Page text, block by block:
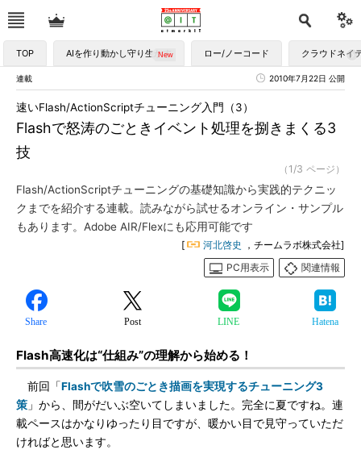
TOP AIを作り動かし守り生かす ロー/ノーコード クラウドネイ
連載 2010年7月22日 公開
Flashで怒涛のごときイベント処理を捌きまくる3
技
速いFlash/ActionScriptチューニング入門（3）
（1/3 ページ）
Flash/ActionScriptチューニングの基礎知識から実践的テクニッ
クまでを紹介する連載。読みながら試せるオンライン・サンプル
もあります。Adobe AIR/Flexにも応用可能です
[ 河北啓史
，チームラボ株式会社]
PC用表示
関連情報
Share Post LINE Hatena
Flash高速化は“仕組み”の理解から始める！
前回「Flashで吹雪のごとき描画を実現するチューニング3
策 」から、間がだいぶ空いてしまいました。完全に夏ですね。連
載ペースはかなりゆったり目ですが、暖かい目で見守っていただ
ければと思います。